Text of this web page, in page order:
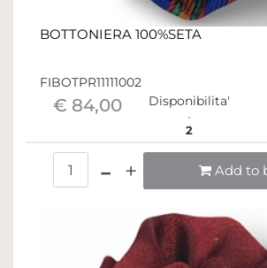
BOTTONIERA 100%SETA
FIBOTPR11111002
€ 84,00 Disponibilita'
2
Add to